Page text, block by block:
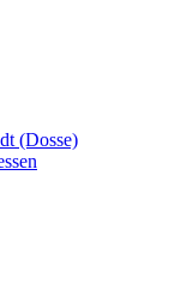
(Dosse)